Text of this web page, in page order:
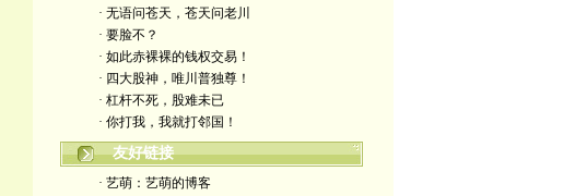
· 无语问苍天，苍天问老川
· 要脸不？
· 如此赤裸裸的钱权交易！
· 四大股神，唯川普独尊！
· 杠杆不死，股难未已
· 你打我，我就打邻国！
友好链接
· 艺萌：艺萌的博客